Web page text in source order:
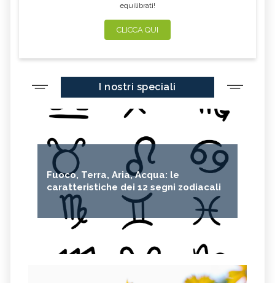
equilibrati!
CLICCA QUI
I nostri speciali
Fuoco, Terra, Aria, Acqua: le
caratteristiche dei 12 segni zodiacali